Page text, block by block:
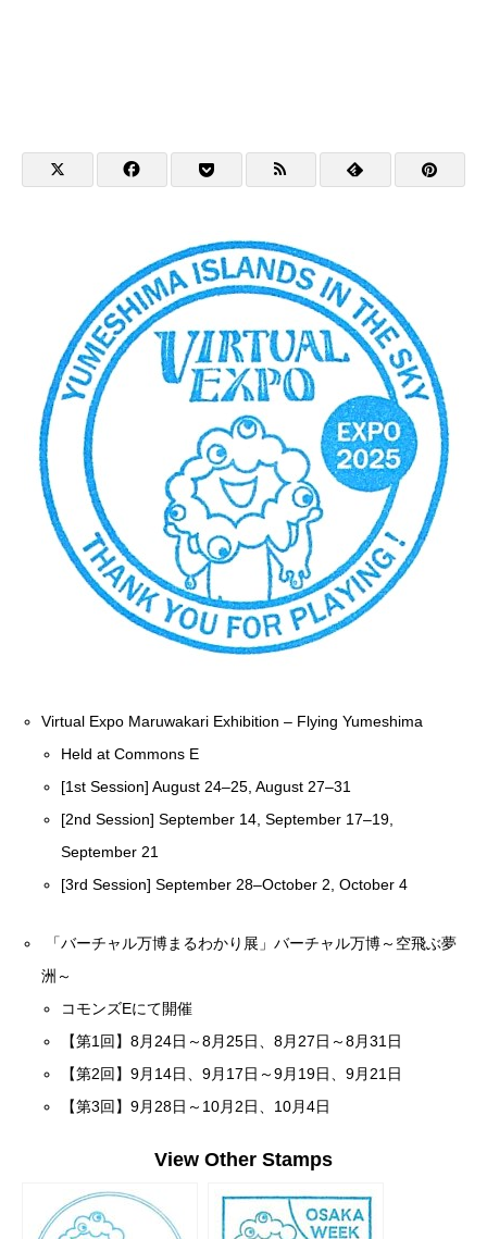
Virtual Expo Maruwakari Exhibition – Flying Yumeshima
Held at Commons E
[1st Session] August 24–25, August 27–31
[2nd Session] September 14, September 17–19,
September 21
[3rd Session] September 28–October 2, October 4
「バーチャル万博まるわかり展」バーチャル万博～空飛ぶ夢
洲～
コモンズEにて開催
【第1回】8月24日～8月25日、8月27日～8月31日
【第2回】9月14日、9月17日～9月19日、9月21日
【第3回】9月28日～10月2日、10月4日
View Other Stamps